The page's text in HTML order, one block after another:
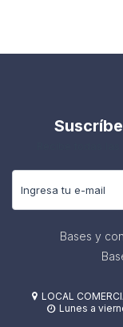
Bases y
 LOCAL
 Lunes a